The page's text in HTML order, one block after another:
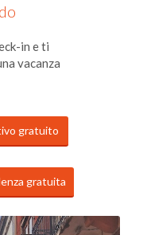
in e ti
vacanza
gratuito
gratuita